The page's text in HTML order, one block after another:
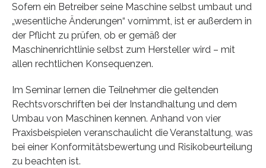
Sofern ein Betreiber seine Maschine selbst umbaut und
„wesentliche Änderungen“ vornimmt, ist er außerdem in
der Pflicht zu prüfen, ob er gemäß der
Maschinenrichtlinie selbst zum Hersteller wird – mit
allen rechtlichen Konsequenzen.
Im Seminar lernen die Teilnehmer die geltenden
Rechtsvorschriften bei der Instandhaltung und dem
Umbau von Maschinen kennen. Anhand von vier
Praxisbeispielen veranschaulicht die Veranstaltung, was
bei einer Konformitätsbewertung und Risikobeurteilung
zu beachten ist.